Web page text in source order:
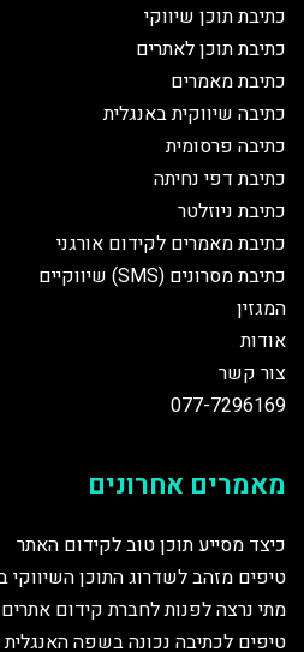
כתיבת תוכן שיווקי
כתיבת תוכן לאתרים
כתיבת מאמרים
כתיבה שיווקית באנגלית
כתיבה פרסומית
כתיבת דפי נחיתה
כתיבת ניוזלטר
כתיבת מאמרים לקידום אורגני
כתיבת מסרונים (SMS) שיווקיים
המגזין
אודות
צור קשר
077-7296169
מאמרים אחרונים
כיצד מסייע תוכן טוב לקידום האתר
טיפים מזהב לשדרוג התוכן
מתי נרצה לפנות לחברת קידום אתרים
טיפים לכתיבה נכונה בשפה האנגלית